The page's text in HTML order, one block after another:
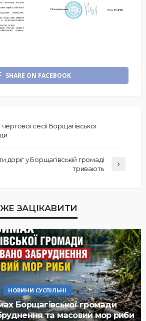
SHARE ON FACEBOOK
сесії Борщагівської
доріг у Борщагівській громаді
тривають
ЗАЦІКАВИТИ
НОВИНИ СУСПІЛЬНІ
Борщагівської громади
та масовий мор риби